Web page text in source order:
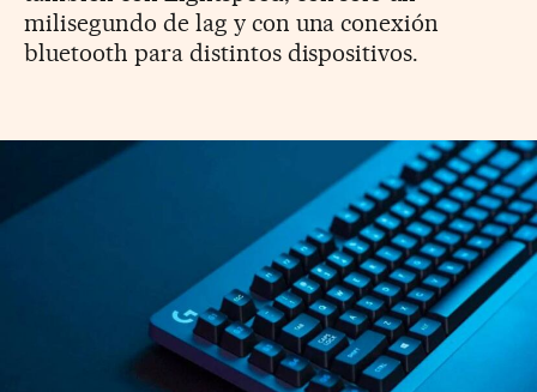
milisegundo de lag y con una conexión
bluetooth para distintos dispositivos.